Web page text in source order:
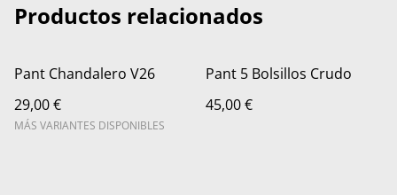
Productos relacionados
Pant Chandalero V26
29,00 €
MÁS VARIANTES DISPONIBLES
Pant 5 Bolsillos Crudo
45,00 €